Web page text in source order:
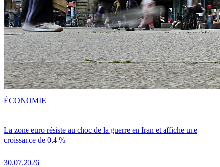
La zone euro résiste au choc de la guerre en Iran et affiche une
croissance de 0,4 %
30.07.2026
ÉCONOMIE